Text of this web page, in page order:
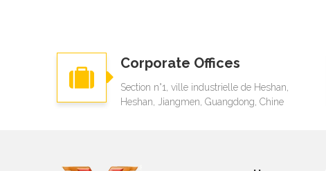
Corporate Offices
Section n°1, ville industrielle de Heshan,
Heshan, Jiangmen, Guangdong, Chine